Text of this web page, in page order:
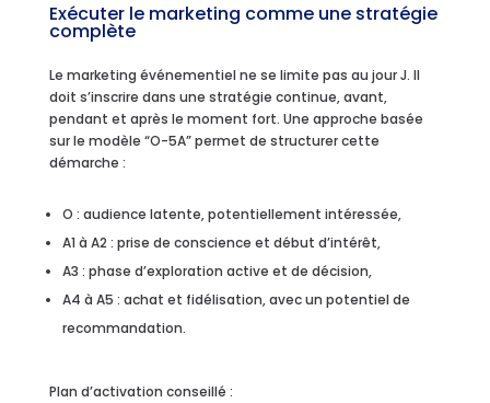
Exécuter le marketing comme une stratégie
complète
Le marketing événementiel ne se limite pas au jour J. Il
doit s’inscrire dans une stratégie continue, avant,
pendant et après le moment fort. Une approche basée
sur le modèle “O-5A” permet de structurer cette
démarche :
O : audience latente, potentiellement intéressée,
A1 à A2 : prise de conscience et début d’intérêt,
A3 : phase d’exploration active et de décision,
A4 à A5 : achat et fidélisation, avec un potentiel de
recommandation.
Plan d’activation conseillé :